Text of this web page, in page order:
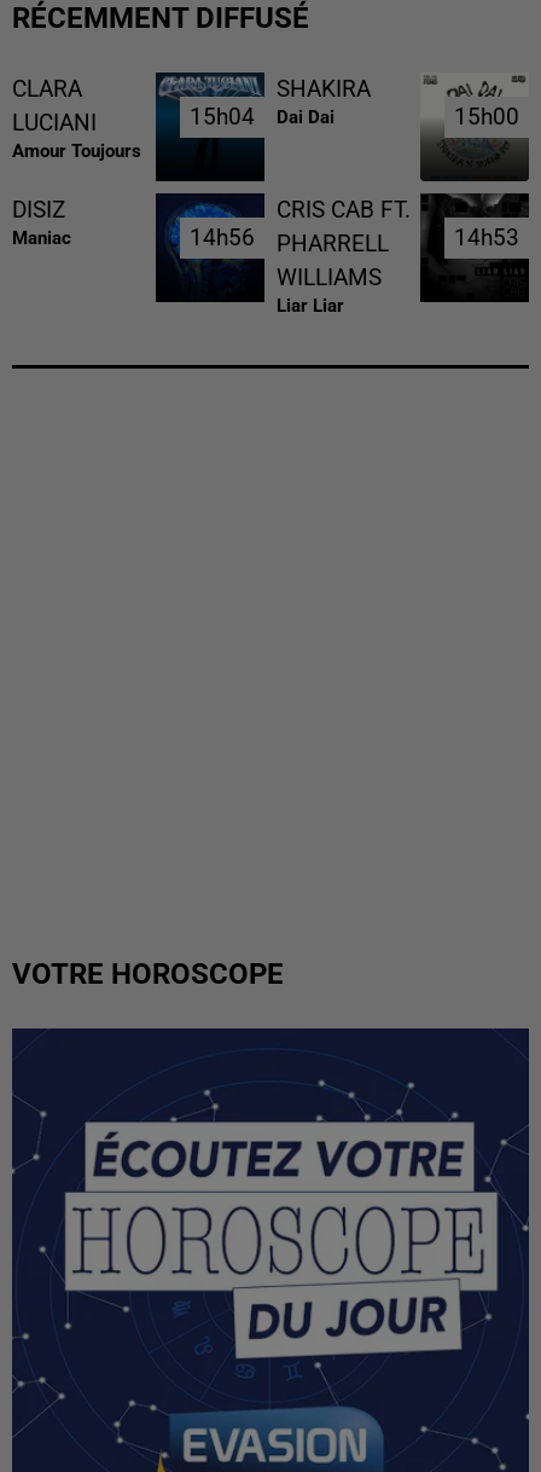
RÉCEMMENT DIFFUSÉ
CLARA
LUCIANI
Amour Toujours
15h04
15h04
SHAKIRA
Dai Dai 15h00
15h00
DISIZ
Maniac 14h56
14h56
CRIS CAB FT.
PHARRELL
WILLIAMS
Liar Liar
14h53
14h53
VOTRE HOROSCOPE